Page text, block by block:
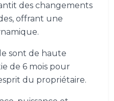
des changements
offrant une
sont de haute
de 6 mois pour
du propriétaire.